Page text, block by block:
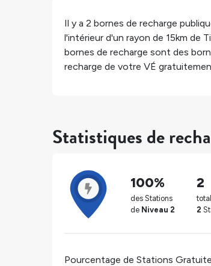
Il y a 2 bornes de recharge
l'intérieur d'un rayon de 15km de
bornes de recharge sont des
recharge de votre VÉ
Statistiques de
100%
des Stations
de Niveau 2
2
total
2
Pourcentage de Stations